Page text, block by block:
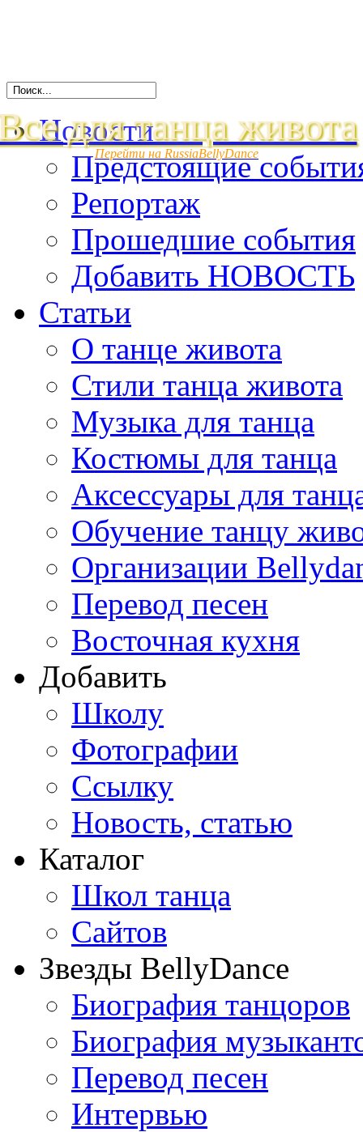
для танца живота
Перейти на RussiaBellyDance
Новости
Предстоящие
Репортаж
Прошедшие события
Добавить НОВОСТЬ
Статьи
О танце живота
Стили танца живота
Музыка для танца
Костюмы для танца
Аксессуары для
Обучение танцу
Организации
Перевод песен
Восточная кухня
Добавить
Школу
Фотографии
Ссылку
Новость, статью
Каталог
Школ танца
Сайтов
Звезды BellyDance
Биография танцоров
Биография
Перевод песен
Интервью